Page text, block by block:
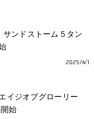
サンドストーム５タン
2025/4/1
エイジオブグローリー
始